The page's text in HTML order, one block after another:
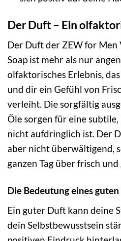
Der Duft – Ein
Der Duft der ZEW for Men
Soap ist mehr als nur
olfaktorisches Erlebnis,
und dir ein Gefühl von
verleiht. Die sorgfältig
Öle sorgen für eine
nicht aufdringlich ist. Der
aber nicht überwältigend,
ganzen Tag über frisch
Die Bedeutung eines
Ein guter Duft kann deine
dein Selbstbewusstsein